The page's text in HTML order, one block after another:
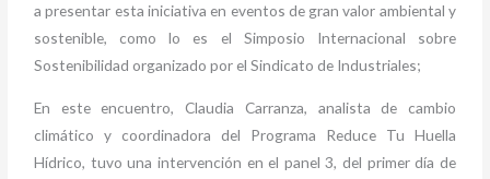
a presentar esta iniciativa en eventos de gran valor ambiental y
sostenible, como lo es el Simposio Internacional sobre
Sostenibilidad organizado por el Sindicato de Industriales;
En este encuentro, Claudia Carranza, analista de cambio
climático y coordinadora del Programa Reduce Tu Huella
Hídrico, tuvo una intervención en el panel 3, del primer día de